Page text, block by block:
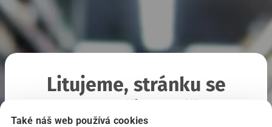
Také náš web používá cookies
Litujeme, stránku se